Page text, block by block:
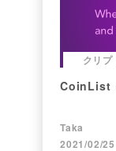
クリプ
CoinList
Taka
2021/02/25